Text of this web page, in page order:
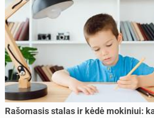
Rašomasis stalas ir kėdė mokiniui: